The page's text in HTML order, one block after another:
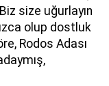
size uğurlayın
olup dostluk
Rodos Adası